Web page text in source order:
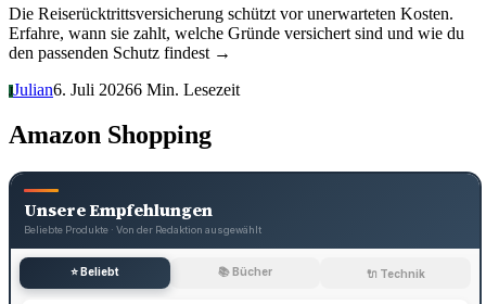
Die Reiserücktrittsversicherung schützt vor unerwarteten Kosten.
Erfahre, wann sie zahlt, welche Gründe versichert sind und wie du
den passenden Schutz findest →
JJulian6. Juli 20266 Min. Lesezeit
Amazon Shopping
Unsere Empfehlungen
Beliebte Produkte · Von der Redaktion ausgewählt
⭐ Beliebt 📚 Bücher 🔌 Technik